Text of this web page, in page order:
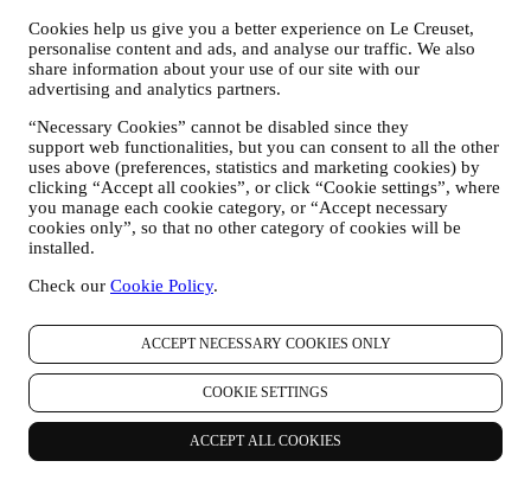
Cookies help us give you a better experience on Le Creuset,
personalise content and ads, and analyse our traffic. We also
share information about your use of our site with our
advertising and analytics partners.
“Necessary Cookies” cannot be disabled since they
support web functionalities, but you can consent to all the other
uses above (preferences, statistics and marketing cookies) by
clicking “Accept all cookies”, or click “Cookie settings”, where
you manage each cookie category, or “Accept necessary
cookies only”, so that no other category of cookies will be
installed.
Check our Cookie Policy.
ACCEPT NECESSARY COOKIES ONLY
COOKIE SETTINGS
ACCEPT ALL COOKIES
beheerders die nodig zijn om de verzoeken van uw betrokkene om
rechten af te handelen.
3. WAAROM VERZAMELEN WIJ DEZE GEGEVENS?
Wij kunnen uw gegevens verwerken voor de volgende doeleinden:
VOOR ONZE WETTELIJKE VERPLICHTINGEN
Mogelijk moeten we bepaalde gegevens over u verwerken om
te voldoen aan onze wettelijke verplichtingen en andere
verplichtingen die voortvloeien uit instructies van de overheid.
OM EEN LE CREUSET-ACCOUNT AAN TE MAKEN
We zullen uw gegevens gebruiken om een Le Creuset-
voordelen voor geregistreerde gebruikers, om beter te kunnen
verzendadressen opslaan, bestellingen bekijken en volgen.
Elke verwerkingsactiviteit is vereist om ons in staat te stellen
deze diensten aan u als Le Creuset-accounthouder te leveren.
OM UW BESTELLINGEN TE BEHEREN EN OM ONZE
PRODUCTEN, DIENSTEN EN ASSISTENTIE AAN U
Wij zullen uw gegevens gebruiken om onze contractuele